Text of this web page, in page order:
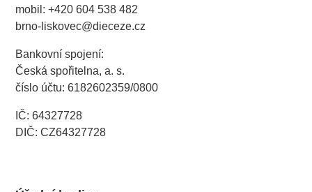
mobil: +420 604 538 482
brno-liskovec@dieceze.cz
Bankovní spojení:
Česká spořitelna, a. s.
číslo účtu: 6182602359/0800
IČ: 64327728
DIČ: CZ64327728